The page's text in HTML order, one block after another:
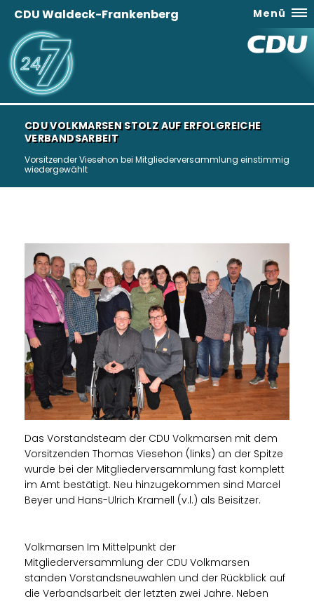
CDU Waldeck-Frankenberg Menü
CDU VOLKMARSEN STOLZ AUF ERFOLGREICHE
VERBANDSARBEIT
Vorsitzender Viesehon bei Mitgliederversammlung einstimmig
wiedergewählt
Das Vorstandsteam der CDU Volkmarsen mit dem
Vorsitzenden Thomas Viesehon (links) an der Spitze
wurde bei der Mitgliederversammlung fast komplett
im Amt bestätigt. Neu hinzugekommen sind Marcel
Beyer und Hans-Ulrich Kramell (v.l.) als Beisitzer.
Volkmarsen Im Mittelpunkt der
Mitgliederversammlung der CDU Volkmarsen
standen Vorstandsneuwahlen und der Rückblick auf
die Verbandsarbeit der letzten zwei Jahre. Neben